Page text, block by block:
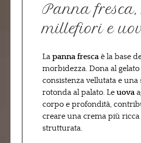
Panna fresca,
millefiori e
La panna frescaè la base
morbidezza. Dona al
consistenza vellutata e una
rotonda al palato. Le uova
corpo e profondità,
creare una crema più ricca
strutturata.